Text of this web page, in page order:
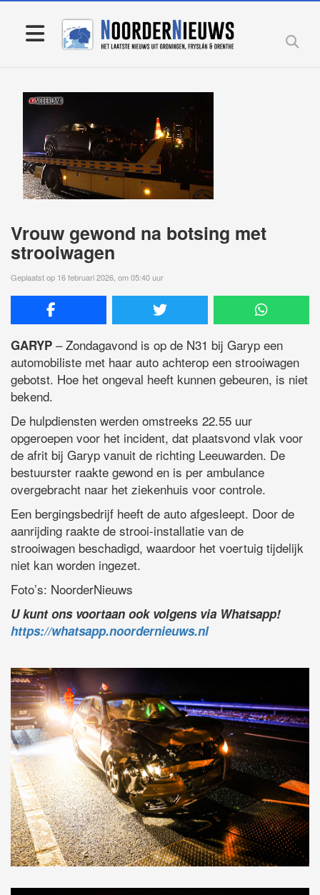
Vrouw gewond na botsing met
strooiwagen
Geplaatst op 16 februari 2026, om 05:40 uur
GARYP – Zondagavond is op de N31 bij Garyp een
automobiliste met haar auto achterop een strooiwagen
gebotst. Hoe het ongeval heeft kunnen gebeuren, is niet
bekend.
De hulpdiensten werden omstreeks 22.55 uur
opgeroepen voor het incident, dat plaatsvond vlak voor
de afrit bij Garyp vanuit de richting Leeuwarden. De
bestuurster raakte gewond en is per ambulance
overgebracht naar het ziekenhuis voor controle.
Een bergingsbedrijf heeft de auto afgesleept. Door de
aanrijding raakte de strooi-installatie van de
strooiwagen beschadigd, waardoor het voertuig tijdelijk
niet kan worden ingezet.
Foto’s: NoorderNieuws
U kunt ons voortaan ook volgens via Whatsapp!
https://whatsapp.noordernieuws.nl